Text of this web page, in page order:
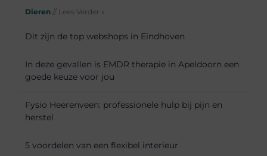
Dieren // Lees Verder »
Dit zijn de top webshops in Eindhoven
In deze gevallen is EMDR therapie in Apeldoorn een
goede keuze voor jou
Fysio Heerenveen: professionele hulp bij pijn en
herstel
5 voordelen van een flexibel interieur